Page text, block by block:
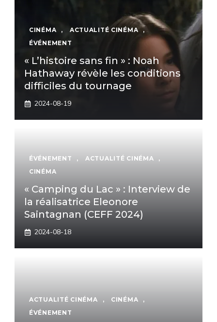
CINÉMA , ACTUALITÉ CINÉMA
,
ÉVÉNEMENT
« L’histoire sans fin » : Noah
Hathaway révèle les conditions
difficiles du tournage
2024-08-19
ÉVÉNEMENT , ACTUALITÉ CINÉMA
,
CINÉMA
« Camping du Lac » : Interview de
la réalisatrice Eleonore
Saintagnan (CEFF 2024)
2024-08-18
ACTUALITÉ CINÉMA , CINÉMA
,
ÉVÉNEMENT